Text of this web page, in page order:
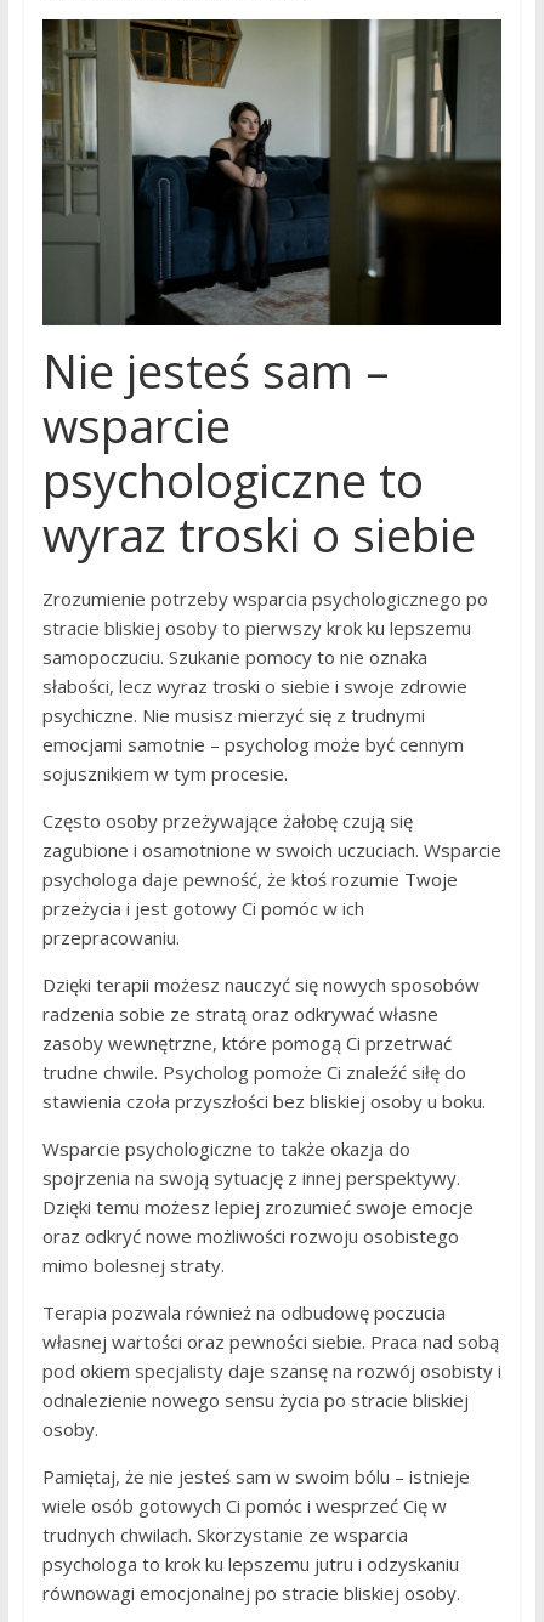
Nie jesteś sam –
wsparcie
psychologiczne to
wyraz troski o siebie
Zrozumienie potrzeby wsparcia psychologicznego po
stracie bliskiej osoby to pierwszy krok ku lepszemu
samopoczuciu. Szukanie pomocy to nie oznaka
słabości, lecz wyraz troski o siebie i swoje zdrowie
psychiczne. Nie musisz mierzyć się z trudnymi
emocjami samotnie – psycholog może być cennym
sojusznikiem w tym procesie.
Często osoby przeżywające żałobę czują się
zagubione i osamotnione w swoich uczuciach. Wsparcie
psychologa daje pewność, że ktoś rozumie Twoje
przeżycia i jest gotowy Ci pomóc w ich
przepracowaniu.
Dzięki terapii możesz nauczyć się nowych sposobów
radzenia sobie ze stratą oraz odkrywać własne
zasoby wewnętrzne, które pomogą Ci przetrwać
trudne chwile. Psycholog pomoże Ci znaleźć siłę do
stawienia czoła przyszłości bez bliskiej osoby u boku.
Wsparcie psychologiczne to także okazja do
spojrzenia na swoją sytuację z innej perspektywy.
Dzięki temu możesz lepiej zrozumieć swoje emocje
oraz odkryć nowe możliwości rozwoju osobistego
mimo bolesnej straty.
Terapia pozwala również na odbudowę poczucia
własnej wartości oraz pewności siebie. Praca nad sobą
pod okiem specjalisty daje szansę na rozwój osobisty i
odnalezienie nowego sensu życia po stracie bliskiej
osoby.
Pamiętaj, że nie jesteś sam w swoim bólu – istnieje
wiele osób gotowych Ci pomóc i wesprzeć Cię w
trudnych chwilach. Skorzystanie ze wsparcia
psychologa to krok ku lepszemu jutru i odzyskaniu
równowagi emocjonalnej po stracie bliskiej osoby.